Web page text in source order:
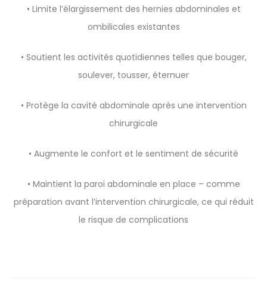
• Limite l’élargissement des hernies abdominales et
ombilicales existantes
• Soutient les activités quotidiennes telles que bouger,
soulever, tousser, éternuer
• Protège la cavité abdominale après une intervention
chirurgicale
• Augmente le confort et le sentiment de sécurité
• Maintient la paroi abdominale en place – comme
préparation avant l’intervention chirurgicale, ce qui réduit
le risque de complications